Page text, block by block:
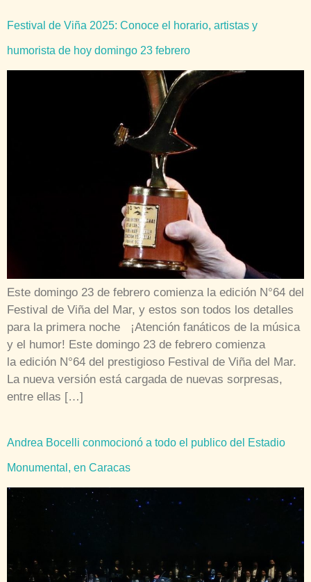
Festival de Viña 2025: Conoce el horario, artistas y
humorista de hoy domingo 23 febrero
Este domingo 23 de febrero comienza la edición N°64 del
Festival de Viña del Mar, y estos son todos los detalles
para la primera noche ¡Atención fanáticos de la música
y el humor! Este domingo 23 de febrero comienza
la edición N°64 del prestigioso Festival de Viña del Mar.
La nueva versión está cargada de nuevas sorpresas,
entre ellas […]
Andrea Bocelli conmocionó a todo el publico del Estadio
Monumental, en Caracas